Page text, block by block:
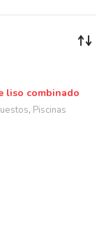
liso combinado
, Piscinas